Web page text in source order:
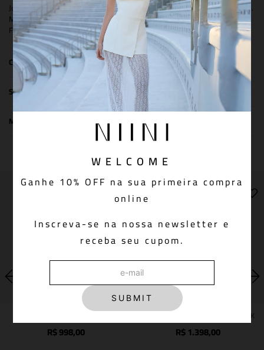
WELCOME
Ganhe 10% OFF na sua primeira compra
online
Inscreva-se na nossa newsletter e
receba seu cupom.
SUBMIT
Jumpsuit confeccionado em malha levemente texturizada, inteiro forrado.
Modelagem pantalona, busto com fita de silicone e acinturado.
Fechamento por zíper nas costas.
COMPOSIÇÃO
SIZE & FIT
MEDIDAS DA PEÇA
You May Also Like
CALÇA ELLA BLACK
R$998,00
CALÇA TELA MORGAN BLACK
R$1.398,00